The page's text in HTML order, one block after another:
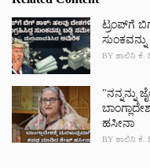
ಟ್ರಂಪ್‌ಗೆ
BY ಶಾಲಿನಿ ಕೆ.
"ನನ್ನನ್ನು
ಹಸೀನಾ
BY ಶಾಲಿನಿ ಕೆ.